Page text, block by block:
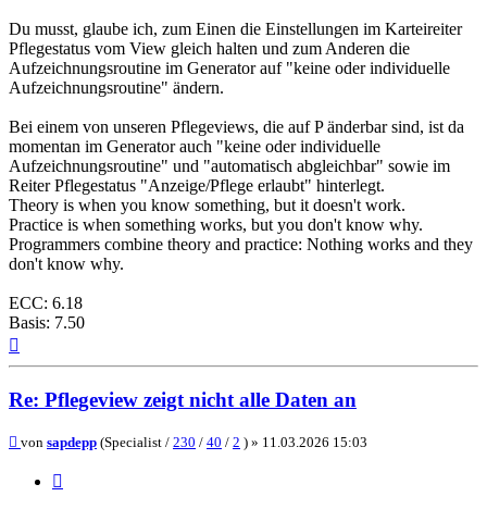
Du musst, glaube ich, zum Einen die Einstellungen im Karteireiter
Pflegestatus vom View gleich halten und zum Anderen die
Aufzeichnungsroutine im Generator auf "keine oder individuelle
Aufzeichnungsroutine" ändern.
Bei einem von unseren Pflegeviews, die auf P änderbar sind, ist da
momentan im Generator auch "keine oder individuelle
Aufzeichnungsroutine" und "automatisch abgleichbar" sowie im
Reiter Pflegestatus "Anzeige/Pflege erlaubt" hinterlegt.
Theory is when you know something, but it doesn't work.
Practice is when something works, but you don't know why.
Programmers combine theory and practice: Nothing works and they
don't know why.
ECC: 6.18
Basis: 7.50
Re: Pflegeview zeigt nicht alle Daten an
Beitrag
von sapdepp (Specialist / 230 / 40 / 2 ) » 11.03.2026 15:03